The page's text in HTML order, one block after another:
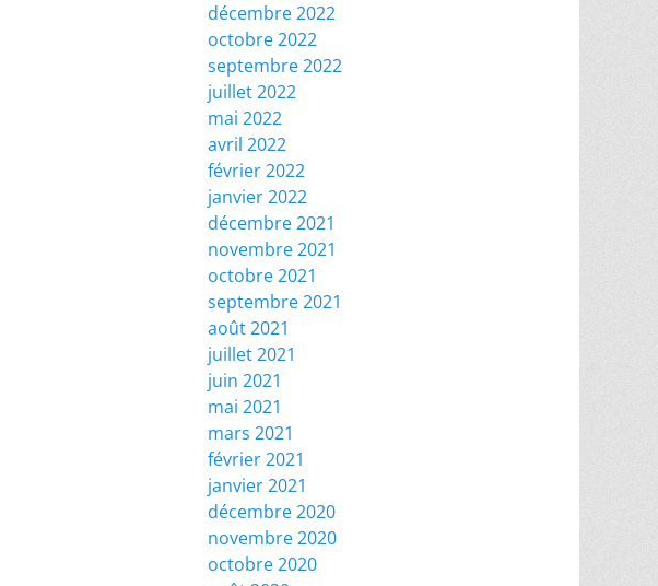
décembre 2022
octobre 2022
septembre 2022
juillet 2022
mai 2022
avril 2022
février 2022
janvier 2022
décembre 2021
novembre 2021
octobre 2021
septembre 2021
août 2021
juillet 2021
juin 2021
mai 2021
mars 2021
février 2021
janvier 2021
décembre 2020
novembre 2020
octobre 2020